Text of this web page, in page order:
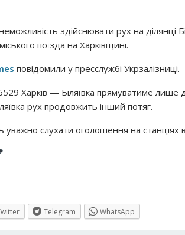
здійснювати рух на
поїзда на Харківщині.
повідомили у пресслужбі Укрзалізниці.
Харків — Біляївка прямуватиме лише
рух продовжить інший потяг.
уважно слухати оголошення на станціях
Telegram WhatsApp